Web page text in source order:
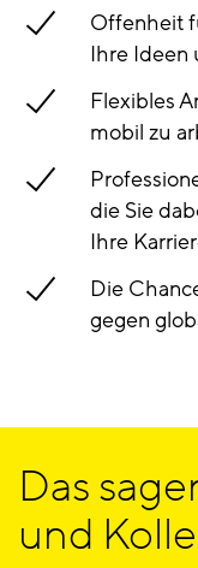
Offenheit
Ihre Ideen
Flexibles
mobil zu
die Sie
Ihre
Die
gegen
Das
und